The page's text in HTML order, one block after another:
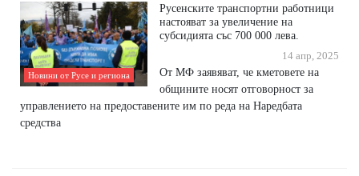
Новини от Русе и региона
Русенските транспортни работници
настояват за увеличение на
субсидията със 700 000 лева.
14 апр, 2025
От МФ заявяват, че кметовете на
общините носят отговорност за
управлението на предоставените им по реда на Наредбата
средства